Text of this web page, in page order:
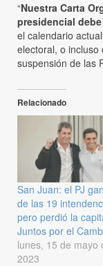
“Nuestra Carta
presidencial
el calendario
electoral, o incluso
suspensión de las
Relacionado
San Juan: el PJ
de las 19
pero perdió la
Juntos por el
lunes, 15 de mayo
2023